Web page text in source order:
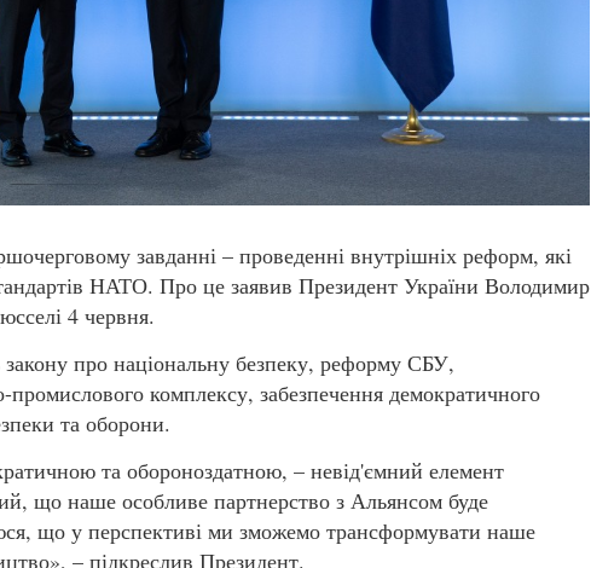
завданні – проведенні внутрішніх реформ, які
НАТО. Про це заявив Президент України Володимир
4 червня.
про національну безпеку, реформу СБУ,
промислового комплексу, забезпечення демократичного
та оборони.
та обороноздатною, – невід'ємний елемент
що наше особливе партнерство з Альянсом буде
що у перспективі ми зможемо трансформувати наше
– підкреслив Президент.